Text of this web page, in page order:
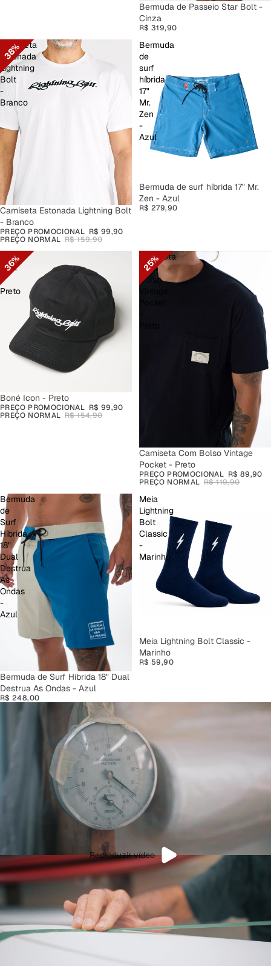
Bermuda de Passeio Star Bolt -
Cinza
R$ 319,90
38%
Camiseta
Estonada
Lightning
Bolt
-
Branco
PROMOÇÃO
Camiseta Estonada Lightning Bolt
- Branco
PREÇO PROMOCIONAL R$ 99,90
PREÇO NORMAL R$ 159,90
Bermuda
de
surf
híbrida
17"
Mr.
Zen
-
Azul
Bermuda de surf híbrida 17" Mr.
Zen - Azul
R$ 279,90
36%
Boné
Icon
-
Preto
PROMOÇÃO
Boné Icon - Preto
PREÇO PROMOCIONAL R$ 99,90
PREÇO NORMAL R$ 154,90
25%
Camiseta
Com
Bolso
PROMOÇÃO
Camiseta Com Bolso Vintage
Pocket - Preto
PREÇO PROMOCIONAL R$ 89,90
PREÇO NORMAL R$ 119,90
Bermuda
de
Surf
Híbrida
18"
Dual
Destrua
As
Ondas
-
Azul
Bermuda de Surf Híbrida 18" Dual
Destrua As Ondas - Azul
R$ 248,00
Meia
Lightning
Bolt
Classic
-
Marinho
Meia Lightning Bolt Classic -
Marinho
R$ 59,90
Reproduzir vídeo